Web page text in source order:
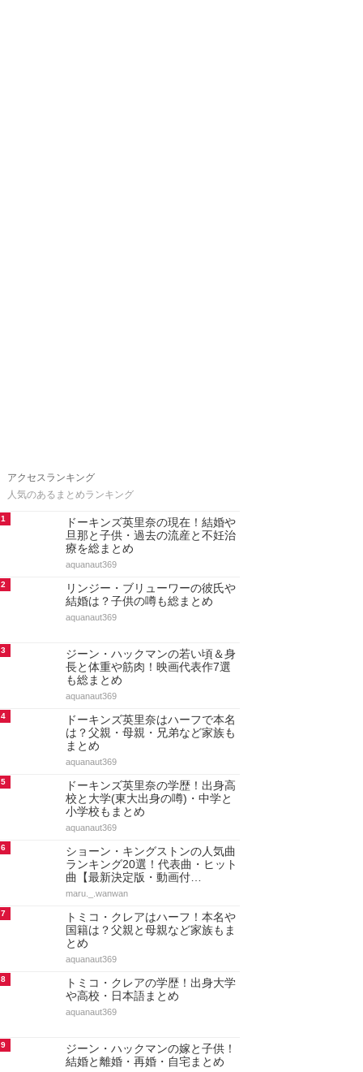
アクセスランキング
人気のあるまとめランキング
1
ドーキンズ英里奈の現在！結婚や
旦那と子供・過去の流産と不妊治
療を総まとめ
aquanaut369
2
リンジー・ブリューワーの彼氏や
結婚は？子供の噂も総まとめ
aquanaut369
3
ジーン・ハックマンの若い頃＆身
長と体重や筋肉！映画代表作7選
も総まとめ
aquanaut369
4
ドーキンズ英里奈はハーフで本名
は？父親・母親・兄弟など家族も
まとめ
aquanaut369
5
ドーキンズ英里奈の学歴！出身高
校と大学(東大出身の噂)・中学と
小学校もまとめ
aquanaut369
6
ショーン・キングストンの人気曲
ランキング20選！代表曲・ヒット
曲【最新決定版・動画付…
maru._.wanwan
7
トミコ・クレアはハーフ！本名や
国籍は？父親と母親など家族もま
とめ
aquanaut369
8
トミコ・クレアの学歴！出身大学
や高校・日本語まとめ
aquanaut369
9
ジーン・ハックマンの嫁と子供！
結婚と離婚・再婚・自宅まとめ